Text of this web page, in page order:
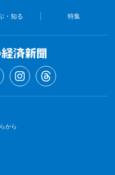
・知る 特集
から